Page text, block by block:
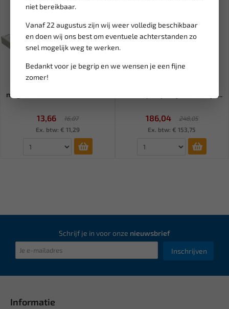
niet bereikbaar.
Vanaf 22 augustus zijn wij weer volledig beschikbaar
en doen wij ons best om eventuele achterstanden zo
snel mogelijk weg te werken.
Bedankt voor je begrip en we wensen je een fijne
zomer!
Leverbaar
magnetisch 500 mm BGS-3006
13,66
16,07
Ex. btw: € 11,29
Leverbaar
bandenpomp (RQN2017) RQN...
186,04
248,05
Ex. btw: € 153,75
Schrijf je in voor onze nieuwsbrief
Inschrijven
Informatie